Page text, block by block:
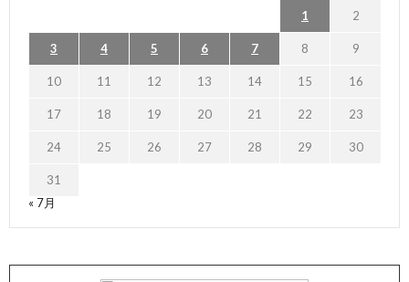
1 2
3 4 5 6 7 8 9
10 11 12 13 14 15 16
17 18 19 20 21 22 23
24 25 26 27 28 29 30
31
« 7月